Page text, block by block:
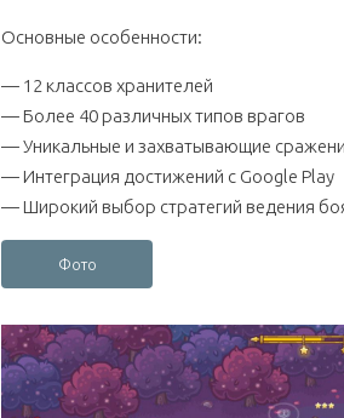
Основные особенности:
— 12 классов хранителей
— Более 40 различных типов врагов
— Уникальные и захватывающие
— Интеграция достижений с Google Play
— Широкий выбор стратегий ведения
Фото